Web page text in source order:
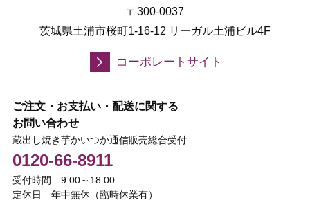
〒300-0037
茨城県土浦市桜町1-16-12 リーガル土浦ビル4F
コーポレートサイト
ご注文・お支払い・配送に関する
お問い合わせ
蔵出し焼き芋かいつか通信販売総合受付
0120-66-8911
受付時間 9:00～18:00
定休日 年中無休（臨時休業有）